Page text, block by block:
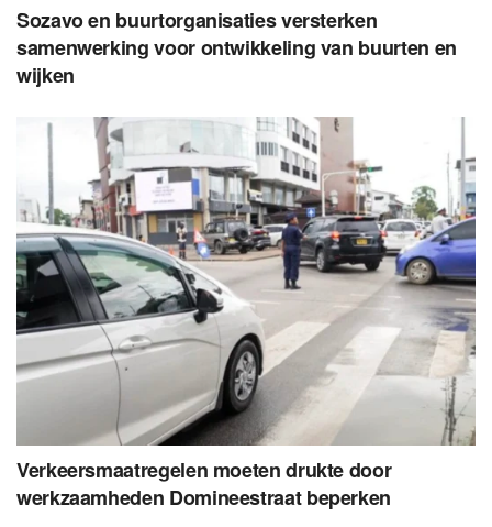
Sozavo en buurtorganisaties versterken
samenwerking voor ontwikkeling van buurten en
wijken
Verkeersmaatregelen moeten drukte door
werkzaamheden Domineestraat beperken